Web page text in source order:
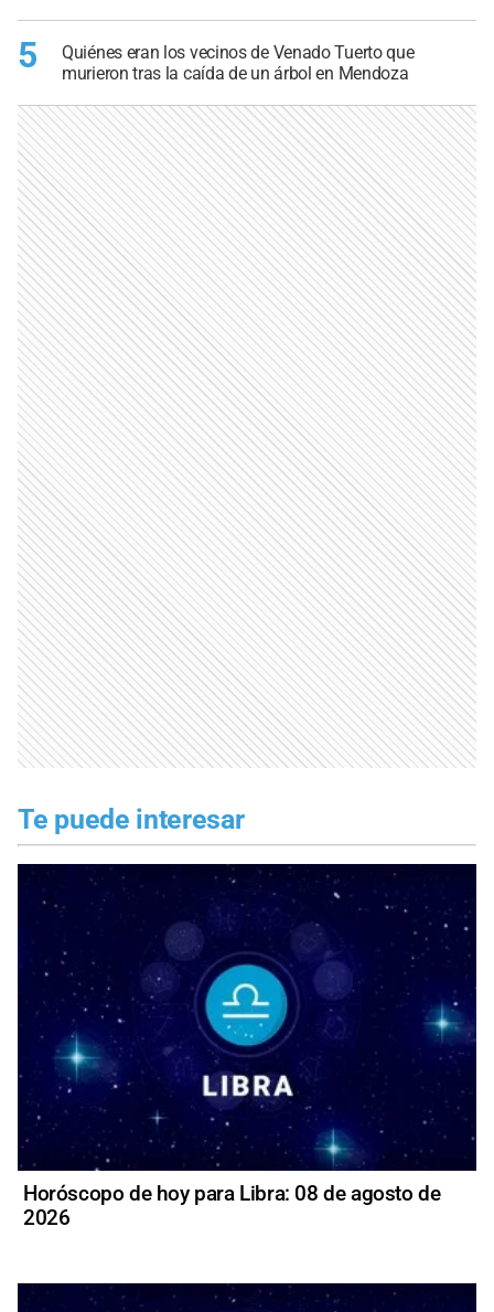
5
Quiénes eran los vecinos de Venado Tuerto que
murieron tras la caída de un árbol en Mendoza
Te puede interesar
Horóscopo de hoy para Libra: 08 de agosto de
2026